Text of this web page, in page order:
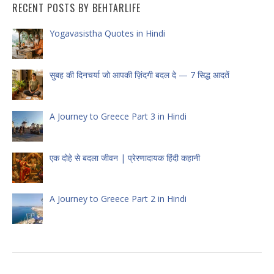
RECENT POSTS BY BEHTARLIFE
Yogavasistha Quotes in Hindi
सुबह की दिनचर्या जो आपकी ज़िंदगी बदल दे — 7 सिद्ध आदतें
A Journey to Greece Part 3 in Hindi
एक दोहे से बदला जीवन | प्रेरणादायक हिंदी कहानी
A Journey to Greece Part 2 in Hindi